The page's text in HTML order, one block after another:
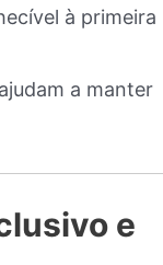
à primeira
ajudam a manter
e